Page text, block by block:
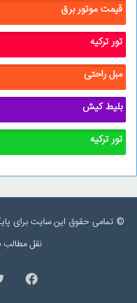
قیمت موتور برق
تور ترکیه
مبل راحتی
بلیط کیش
تور ترکیه
© تمامی حقوق این سایت برای
نقل مطالب
فیس